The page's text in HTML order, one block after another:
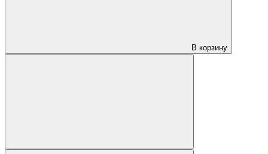
В корзину